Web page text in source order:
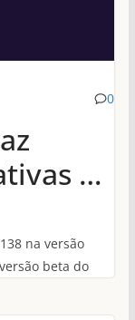
0
de
na versão
beta do